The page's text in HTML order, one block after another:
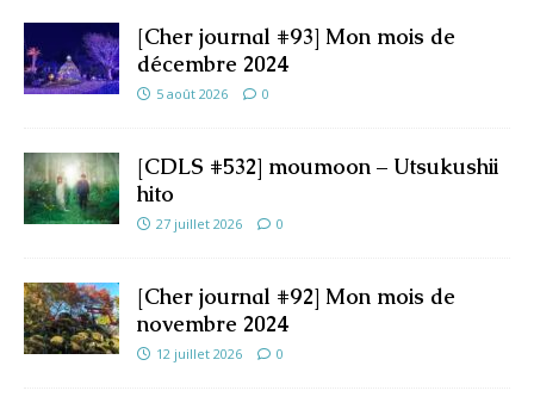
[Cher journal #93] Mon mois de
décembre 2024
5 août 2026 0
[CDLS #532] moumoon – Utsukushii
hito
27 juillet 2026 0
[Cher journal #92] Mon mois de
novembre 2024
12 juillet 2026 0